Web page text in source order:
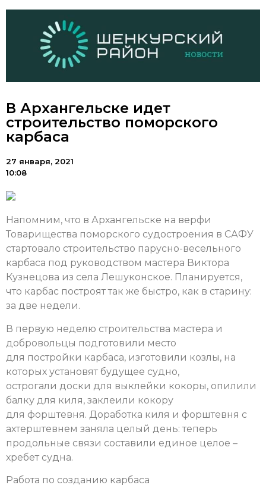
В Архангельске идет
строительство поморского
карбаса
27 января, 2021
10:08
Напомним, что в Архангельске на верфи
Товарищества поморского судостроения в САФУ
стартовало строительство парусно-весельного
карбаса под руководством мастера Виктора
Кузнецова из села Лешуконское. Планируется,
что карбас построят так же быстро, как в старину:
за две недели.
В первую неделю строительства мастера и
добровольцы подготовили место
для постройки карбаса, изготовили козлы, на
которых установят будущее судно,
острогали доски для выклейки кокоры, опилили
балку для киля, заклеили кокору
для форштевня. Доработка киля и форштевня с
ахтерштевнем заняла целый день: теперь
продольные связи составили единое целое –
хребет судна.
Работа по созданию карбаса